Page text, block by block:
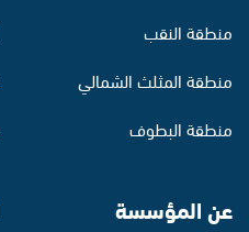
منطقة النقب
منطقة المثلث الشمالي
منطقة البطوف
عن المؤسسة